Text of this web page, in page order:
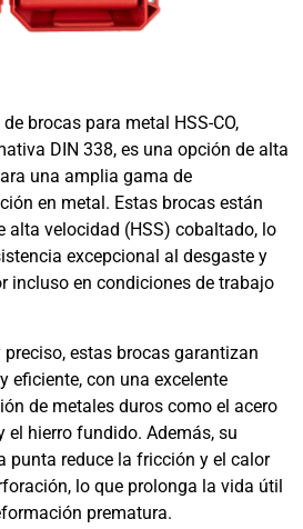
brocas para metal HSS-CO,
DIN 338, es una opción de alta
una amplia gama de
en metal. Estas brocas están
alta velocidad (HSS) cobaltado, lo
excepcional al desgaste y
incluso en condiciones de trabajo
estas brocas garantizan
eficiente, con una excelente
de metales duros como el acero
el hierro fundido. Además, su
punta reduce la fricción y el calor
lo que prolonga la vida útil
prematura.